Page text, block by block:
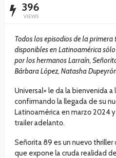
396
VIEWS
Todos los episodios de la
disponibles en Latinoamérica
por los hermanos Larraín,
Bárbara López, Natasha
Universal+ le da la bienvenida
confirmando la llegada de su
Latinoamérica en marzo 2024
trailer adelanto.
Señorita 89 es un nuevo
que expone la cruda realidad